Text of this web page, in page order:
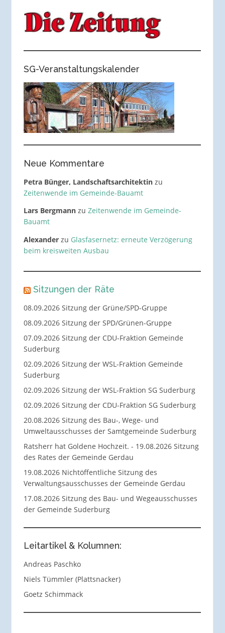
SG-Veranstaltungskalender
Neue Kommentare
Petra Bünger, Landschaftsarchitektinzu
Zeitenwende im Gemeinde-Bauamt
Lars Bergmannzu Zeitenwende im Gemeinde-
Bauamt
Alexanderzu Glasfasernetz: erneute Verzögerung
beim kreisweiten Ausbau
Sitzungen der Räte
08.09.2026 Sitzung der Grüne/SPD-Gruppe
08.09.2026 Sitzung der SPD/Grünen-Gruppe
07.09.2026 Sitzung der CDU-Fraktion Gemeinde
Suderburg
02.09.2026 Sitzung der WSL-Fraktion Gemeinde
Suderburg
02.09.2026 Sitzung der WSL-Fraktion SG Suderburg
02.09.2026 Sitzung der CDU-Fraktion SG Suderburg
20.08.2026 Sitzung des Bau-, Wege- und
Umweltausschusses der Samtgemeinde Suderburg
Ratsherr hat Goldene Hochzeit. - 19.08.2026 Sitzung
des Rates der Gemeinde Gerdau
19.08.2026 Nichtöffentliche Sitzung des
Verwaltungsausschusses der Gemeinde Gerdau
17.08.2026 Sitzung des Bau- und Wegeausschusses
der Gemeinde Suderburg
Leitartikel & Kolumnen:
Andreas Paschko
Niels Tümmler (Plattsnacker)
Goetz Schimmack